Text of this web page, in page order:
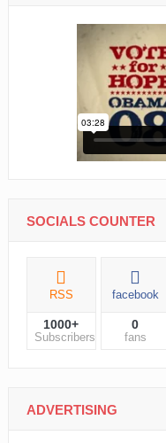
SOCIALS COUNTER
RSS
1000+
Subscribers
facebook
0
fans
ADVERTISING